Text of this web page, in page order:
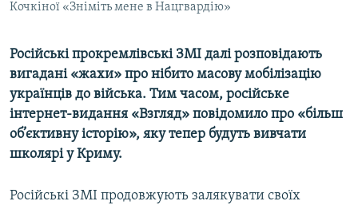
Усі сайти RFE/RL
Кочкіної «Зніміть мене в Нацгвардію»
Російські прокремлівські ЗМІ далі розповідають
вигадані «жахи» про нібито масову мобілізацію
українців до війська. Тим часом, російське
інтернет-видання «Взгляд» повідомило про «більш
об’єктивну історію», яку тепер будуть вивчати
школярі у Криму.
Російські ЗМІ продовжують залякувати своїх